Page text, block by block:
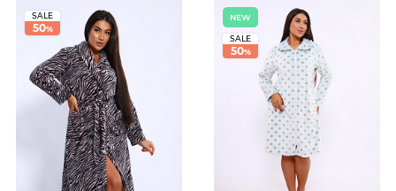
SALE
50%
SALE
50%